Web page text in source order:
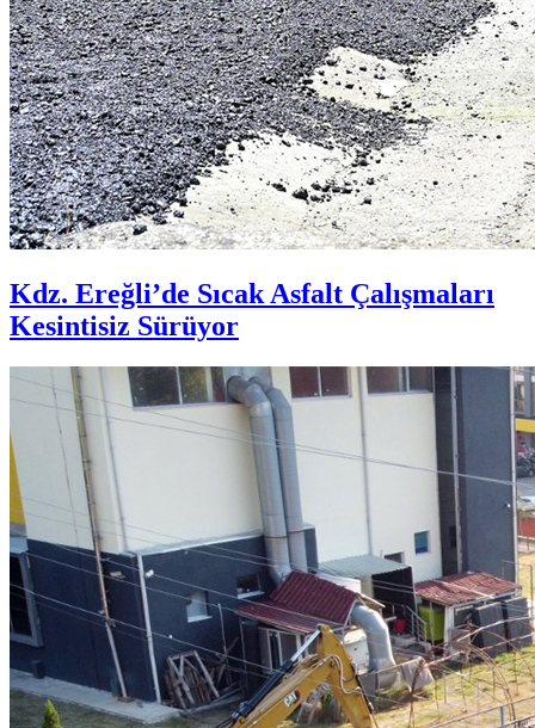
Kdz. Ereğli’de Sıcak Asfalt Çalışmaları
Kesintisiz Sürüyor